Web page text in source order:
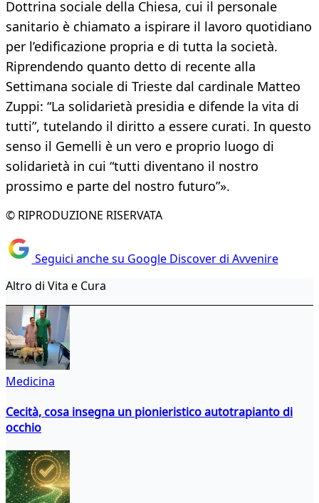
Dottrina sociale della Chiesa, cui il personale
sanitario è chiamato a ispirare il lavoro quotidiano
per l’edificazione propria e di tutta la società.
Riprendendo quanto detto di recente alla
Settimana sociale di Trieste dal cardinale Matteo
Zuppi: “La solidarietà presidia e difende la vita di
tutti”, tutelando il diritto a essere curati. In questo
senso il Gemelli è un vero e proprio luogo di
solidarietà in cui “tutti diventano il nostro
prossimo e parte del nostro futuro”».
© RIPRODUZIONE RISERVATA
Seguici anche su Google Discover di Avvenire
Altro di Vita e Cura
Medicina
Cecità, cosa insegna un pionieristico autotrapianto di
occhio